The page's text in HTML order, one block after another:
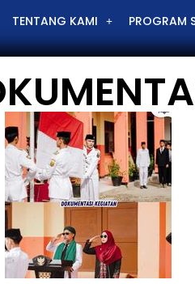
TENTANG KAMI PROGRAM